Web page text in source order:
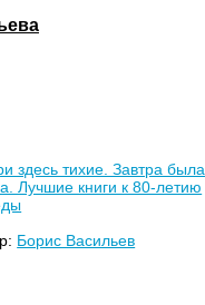
здесь тихие. Завтра была
Лучшие книги к 80-летию
Борис Васильев